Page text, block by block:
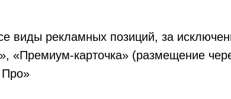
виды рекламных позиций, за
«Премиум-карточка» (размещение
Про»